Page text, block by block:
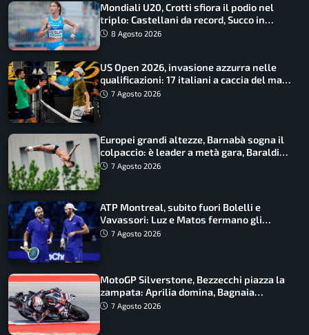
Mondiali U20, Crotti sfiora il podio nel
triplo: Castellani da record, Succo in
finale
8 Agosto 2026
US Open 2026, invasione azzurra nelle
qualificazioni: 17 italiani a caccia del main
draw7 Agosto 2026
Europei grandi altezze, Barnabà sogna il
colpaccio: è leader a metà gara, Baraldi
ancora in corsa
7 Agosto 2026
ATP Montreal, subito fuori Bolelli e
Vavassori: Luz e Matos fermano gli
azzurri
7 Agosto 2026
MotoGP Silverstone, Bezzecchi piazza la
zampata: Aprilia domina, Bagnaia
costretto al Q1
7 Agosto 2026